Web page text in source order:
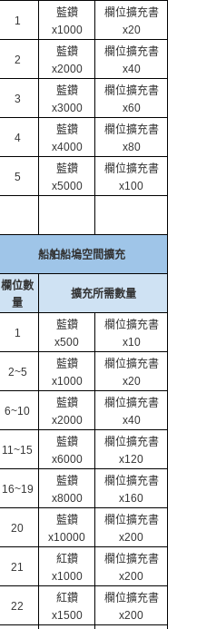
1
藍鑽
x1000
欄位擴充書
x20
2
藍鑽
x2000
欄位擴充書
x40
3
藍鑽
x3000
欄位擴充書
x60
4
藍鑽
x4000
欄位擴充書
x80
5
藍鑽
x5000
欄位擴充書
x100
船舶船塢空間擴充
欄位數
量
擴充所需數量
1
藍鑽
x500
欄位擴充書
x10
2~5
藍鑽
x1000
欄位擴充書
x20
6~10
藍鑽
x2000
欄位擴充書
x40
11~15
藍鑽
x6000
欄位擴充書
x120
16~19
藍鑽
x8000
欄位擴充書
x160
20
藍鑽
x10000
欄位擴充書
x200
21
紅鑽
x1000
欄位擴充書
x200
22
紅鑽
x1500
欄位擴充書
x200